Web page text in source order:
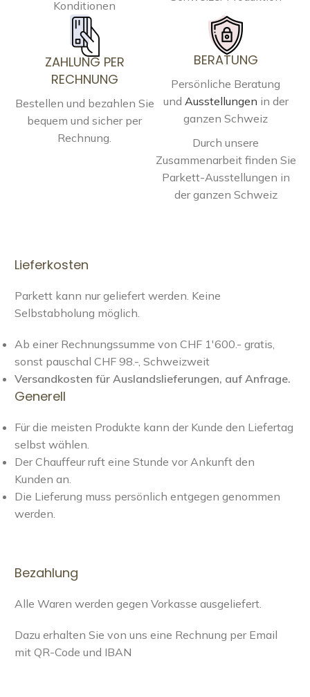
Konditionen
ZAHLUNG PER
RECHNUNG
Bestellen und bezahlen Sie
bequem und sicher per
Rechnung.
BERATUNG
Persönliche Beratung
und Ausstellungen in der
ganzen Schweiz
Durch unsere
Zusammenarbeit finden Sie
Parkett-Ausstellungen in
der ganzen Schweiz
Lieferkosten
Parkett kann nur geliefert werden. Keine
Selbstabholung möglich.
Ab einer Rechnungssumme von CHF 1'600.- gratis,
sonst pauschal CHF 98.-, Schweizweit
Versandkosten für Auslandslieferungen, auf Anfrage.
Generell
Für die meisten Produkte kann der Kunde den Liefertag
selbst wählen.
Der Chauffeur ruft eine Stunde vor Ankunft den
Kunden an.
Die Lieferung muss persönlich entgegen genommen
werden.
Bezahlung
Alle Waren werden gegen Vorkasse ausgeliefert.
Dazu erhalten Sie von uns eine Rechnung per Email
mit QR-Code und IBAN